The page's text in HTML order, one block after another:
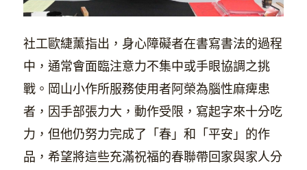
社工歐緁薰指出，身心障礙者在書寫書法的過程
中，通常會面臨注意力不集中或手眼協調之挑
戰。岡山小作所服務使用者阿榮為腦性麻痺患
者，因手部張力大，動作受限，寫起字來十分吃
力，但他仍努力完成了「春」和「平安」的作
品，希望將這些充滿祝福的春聯帶回家與家人分